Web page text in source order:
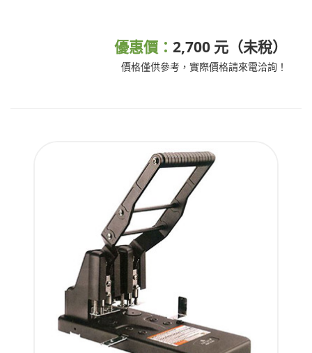
優惠價：2,700 元（未稅）
價格僅供參考，實際價格請來電洽詢！